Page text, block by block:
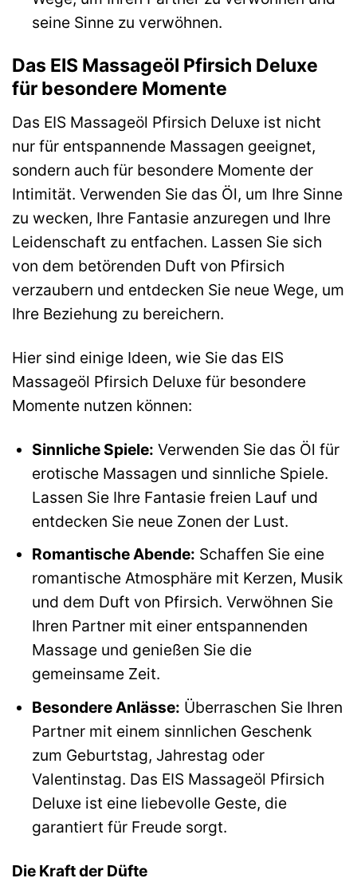
seine Sinne zu verwöhnen.
Das EIS Massageöl Pfirsich Deluxe
für besondere Momente
Das EIS Massageöl Pfirsich Deluxe ist nicht
nur für entspannende Massagen geeignet,
sondern auch für besondere Momente der
Intimität. Verwenden Sie das Öl, um Ihre Sinne
zu wecken, Ihre Fantasie anzuregen und Ihre
Leidenschaft zu entfachen. Lassen Sie sich
von dem betörenden Duft von Pfirsich
verzaubern und entdecken Sie neue Wege, um
Ihre Beziehung zu bereichern.
Hier sind einige Ideen, wie Sie das EIS
Massageöl Pfirsich Deluxe für besondere
Momente nutzen können:
Sinnliche Spiele: Verwenden Sie das Öl für
erotische Massagen und sinnliche Spiele.
Lassen Sie Ihre Fantasie freien Lauf und
entdecken Sie neue Zonen der Lust.
Romantische Abende: Schaffen Sie eine
romantische Atmosphäre mit Kerzen, Musik
und dem Duft von Pfirsich. Verwöhnen Sie
Ihren Partner mit einer entspannenden
Massage und genießen Sie die
gemeinsame Zeit.
Besondere Anlässe: Überraschen Sie Ihren
Partner mit einem sinnlichen Geschenk
zum Geburtstag, Jahrestag oder
Valentinstag. Das EIS Massageöl Pfirsich
Deluxe ist eine liebevolle Geste, die
garantiert für Freude sorgt.
Die Kraft der Düfte